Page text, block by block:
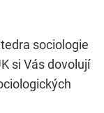
sociologie
si Vás dovolují